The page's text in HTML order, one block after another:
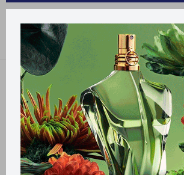
Filtrando por: Genacol